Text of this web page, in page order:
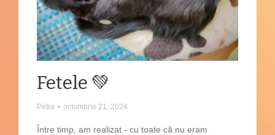
Fetele 💚
Petra • octombrie 21, 2024
Între timp, am realizat - cu toate că nu eram